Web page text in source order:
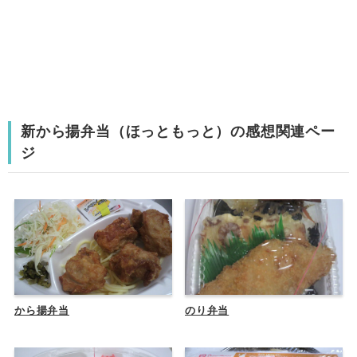
新から揚弁当（ほっともっと）の感想関連ペー
ジ
から揚弁当 のり弁当